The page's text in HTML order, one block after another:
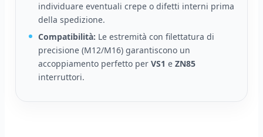
individuare eventuali crepe o difetti interni prima
della spedizione.
Compatibilità: Le estremità con filettatura di
precisione (M12/M16) garantiscono un
accoppiamento perfetto per VS1 e ZN85
interruttori.